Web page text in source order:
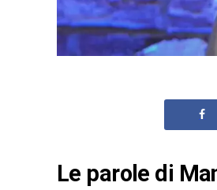
Le parole di